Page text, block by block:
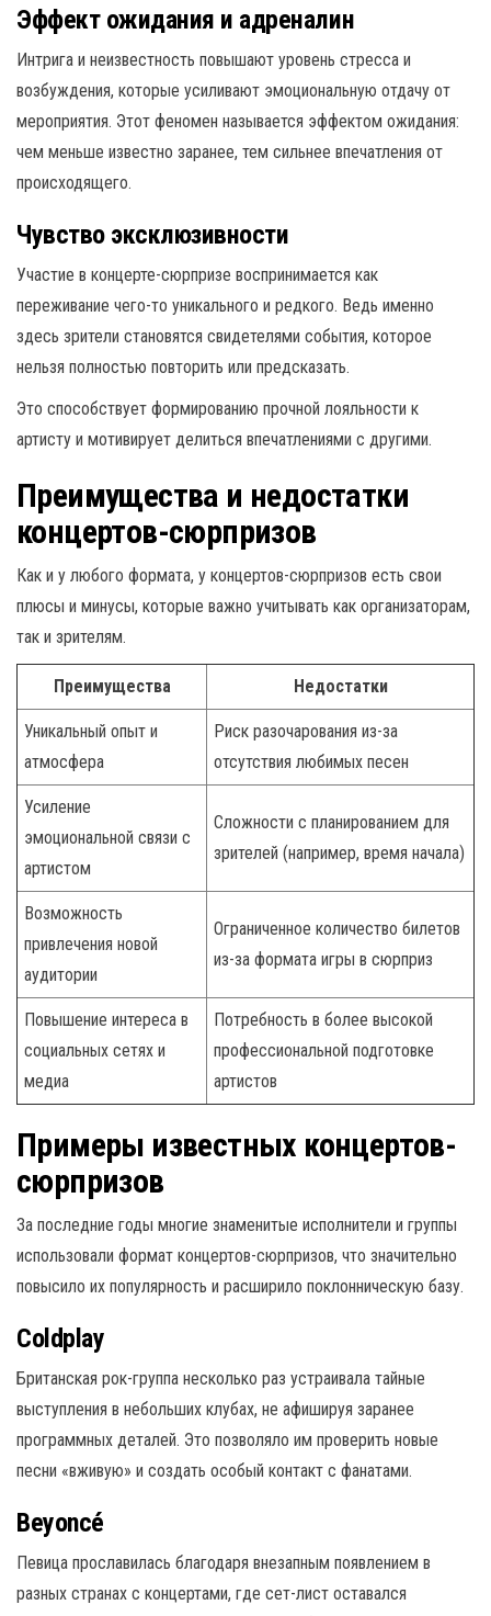
Эффект ожидания и адреналин
Интрига и неизвестность повышают уровень стресса и
возбуждения, которые усиливают эмоциональную отдачу от
мероприятия. Этот феномен называется эффектом ожидания:
чем меньше известно заранее, тем сильнее впечатления от
происходящего.
Чувство эксклюзивности
Участие в концерте-сюрпризе воспринимается как
переживание чего-то уникального и редкого. Ведь именно
здесь зрители становятся свидетелями события, которое
нельзя полностью повторить или предсказать.
Это способствует формированию прочной лояльности к
артисту и мотивирует делиться впечатлениями с другими.
Преимущества и недостатки
концертов-сюрпризов
Как и у любого формата, у концертов-сюрпризов есть свои
плюсы и минусы, которые важно учитывать как организаторам,
так и зрителям.
Преимущества Недостатки
Уникальный опыт и
атмосфера
Риск разочарования из-за
отсутствия любимых песен
Усиление
эмоциональной связи с
артистом
Сложности с планированием для
зрителей (например, время начала)
Возможность
привлечения новой
аудитории
Ограниченное количество билетов
из-за формата игры в сюрприз
Повышение интереса в
социальных сетях и
медиа
Потребность в более высокой
профессиональной подготовке
артистов
Примеры известных концертов-
сюрпризов
За последние годы многие знаменитые исполнители и группы
использовали формат концертов-сюрпризов, что значительно
повысило их популярность и расширило поклонническую базу.
Coldplay
Британская рок-группа несколько раз устраивала тайные
выступления в небольших клубах, не афишируя заранее
программных деталей. Это позволяло им проверить новые
песни «вживую» и создать особый контакт с фанатами.
Beyoncé
Певица прославилась благодаря внезапным появлением в
разных странах с концертами, где сет-лист оставался